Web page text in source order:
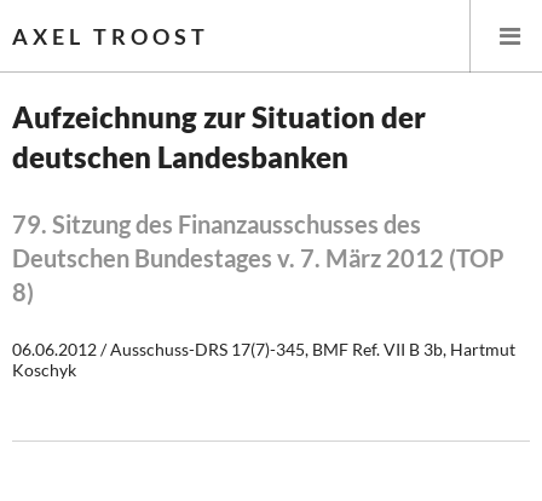
AXEL TROOST
Startseite
Themen
Leitlinien linker Wirtschafts- und Finanzpolitik
Öffentliche Infrastruktur und Daseinsvorsorge
Aufzeichnung zur Situation der
deutschen Landesbanken
79. Sitzung des Finanzausschusses des
Deutschen Bundestages v. 7. März 2012 (TOP
8)
06.06.2012 / Ausschuss-DRS 17(7)-345, BMF Ref. VII B 3b, Hartmut
Koschyk